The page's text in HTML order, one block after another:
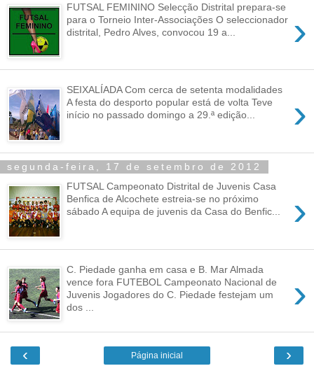
›
FUTSAL FEMININO Selecção Distrital prepara-se
para o Torneio Inter-Associações O seleccionador
distrital, Pedro Alves, convocou 19 a...
›
SEIXALÍADA Com cerca de setenta modalidades
A festa do desporto popular está de volta Teve
início no passado domingo a 29.ª edição...
segunda-feira, 17 de setembro de 2012
›
FUTSAL Campeonato Distrital de Juvenis Casa
Benfica de Alcochete estreia-se no próximo
sábado A equipa de juvenis da Casa do Benfic...
›
C. Piedade ganha em casa e B. Mar Almada
vence fora FUTEBOL Campeonato Nacional de
Juvenis Jogadores do C. Piedade festejam um
dos ...
‹ ›
Página inicial